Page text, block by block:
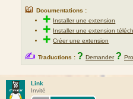
📖 Documentations :
✚ Installer une extension
✚ Installer une extension
✚Créer une extension
✍ Traductions : ? Demander ?
Link
Invité